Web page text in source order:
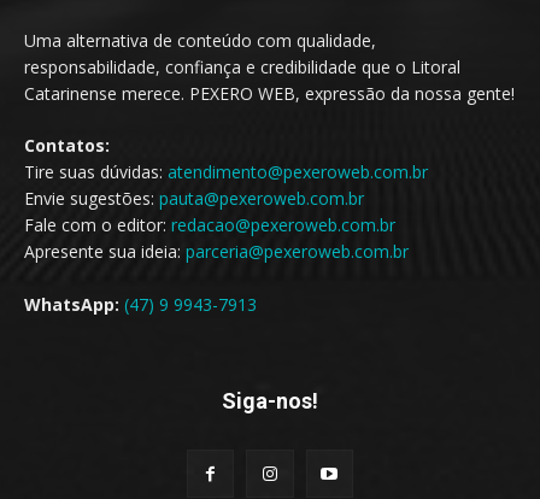
Uma alternativa de conteúdo com qualidade,
responsabilidade, confiança e credibilidade que o Litoral
Catarinense merece. PEXERO WEB, expressão da nossa gente!
Contatos:
Tire suas dúvidas: atendimento@pexeroweb.com.br
Envie sugestões: pauta@pexeroweb.com.br
Fale com o editor: redacao@pexeroweb.com.br
Apresente sua ideia: parceria@pexeroweb.com.br
WhatsApp: (47) 9 9943-7913
Siga-nos!